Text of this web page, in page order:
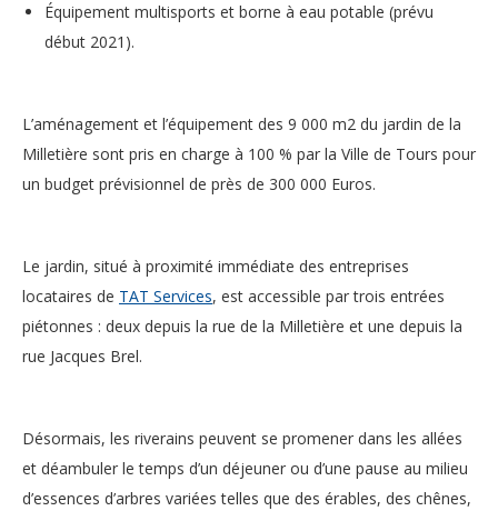
Équipement multisports et borne à eau potable (prévu
début 2021).
L’aménagement et l’équipement des 9 000 m2 du jardin de la
Milletière sont pris en charge à 100 % par la Ville de Tours pour
un budget prévisionnel de près de 300 000 Euros.
Le jardin, situé à proximité immédiate des entreprises
locataires de TAT Services, est accessible par trois entrées
piétonnes : deux depuis la rue de la Milletière et une depuis la
rue Jacques Brel.
Désormais, les riverains peuvent se promener dans les allées
et déambuler le temps d’un déjeuner ou d’une pause au milieu
d’essences d’arbres variées telles que des érables, des chênes,